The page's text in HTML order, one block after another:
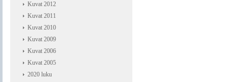
Kuvat 2012
Kuvat 2011
Kuvat 2010
Kuvat 2009
Kuvat 2006
Kuvat 2005
2020 luku